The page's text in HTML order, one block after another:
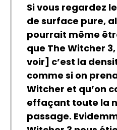
Si vous regardez
de surface pure,
pourrait même
que The Witcher
voir] c’est la
comme si on
Witcher et qu’on
effaçant toute la
passage.